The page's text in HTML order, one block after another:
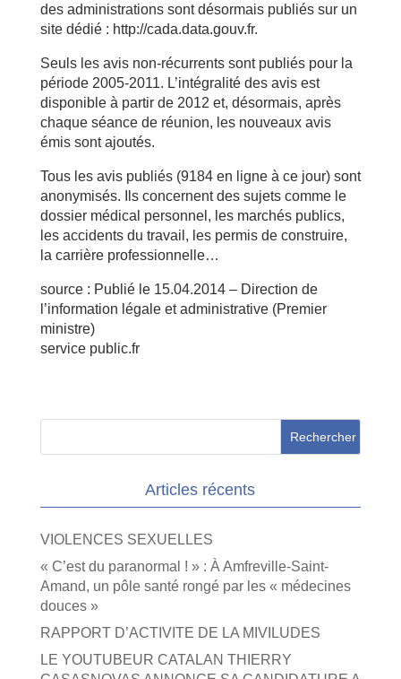
des administrations sont désormais publiés sur un
site dédié : http://cada.data.gouv.fr.
Seuls les avis non-récurrents sont publiés pour la
période 2005-2011. L’intégralité des avis est
disponible à partir de 2012 et, désormais, après
chaque séance de réunion, les nouveaux avis
émis sont ajoutés.
Tous les avis publiés (9184 en ligne à ce jour) sont
anonymisés. Ils concernent des sujets comme le
dossier médical personnel, les marchés publics,
les accidents du travail, les permis de construire,
la carrière professionnelle…
source : Publié le 15.04.2014 – Direction de
l’information légale et administrative (Premier
ministre)
service public.fr
Articles récents
VIOLENCES SEXUELLES
« C’est du paranormal ! » : À Amfreville-Saint-
Amand, un pôle santé rongé par les « médecines
douces »
RAPPORT D’ACTIVITE DE LA MIVILUDES
LE YOUTUBEUR CATALAN THIERRY